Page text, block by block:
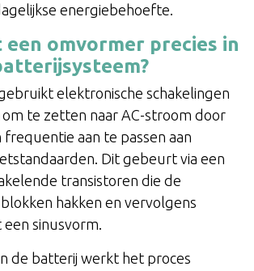
energiebehoefte.
omvormer precies in
elektronische schakelingen
te zetten naar AC-stroom door
frequentie aan te passen aan
Dit gebeurt via een
transistoren die de
hakken en vervolgens
sinusvorm.
de batterij werkt het proces